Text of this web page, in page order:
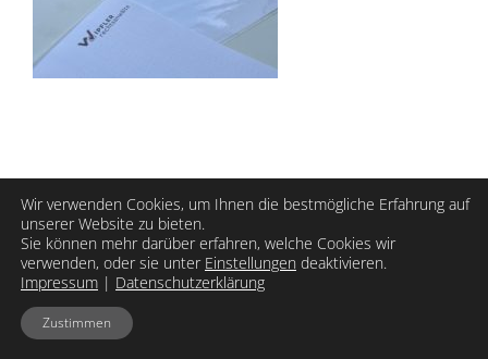
Copyright | WIPFLER Rechtsanwaltsgesellschaft mbH |
Wir verwenden Cookies, um Ihnen die bestmögliche Erfahrung auf
unserer Website zu bieten.
Sie können mehr darüber erfahren, welche Cookies wir
verwenden, oder sie unter Einstellungen deaktivieren.
Impressum | Datenschutzerklärung
Zustimmen